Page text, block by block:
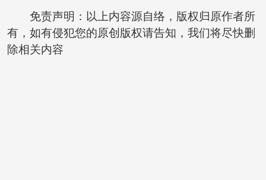
免责声明：以上内容源自络，版权归原作者所
有，如有侵犯您的原创版权请告知，我们将尽快删
除相关内容